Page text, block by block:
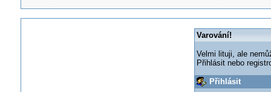
Varování!
Velmi lituji, ale
Přihlásit nebo
Přihlásit